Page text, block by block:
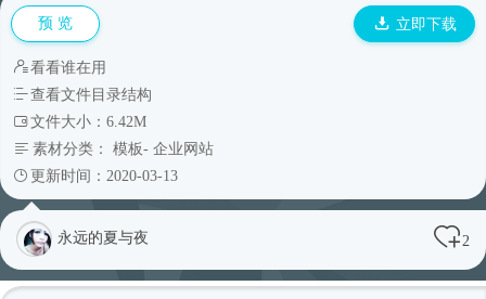
预 览 立即下载
看看谁在用
查看文件目录结构
文件大小：6.42M
素材分类： 模板- 企业网站
更新时间：2020-03-13
永远的夏与夜 2